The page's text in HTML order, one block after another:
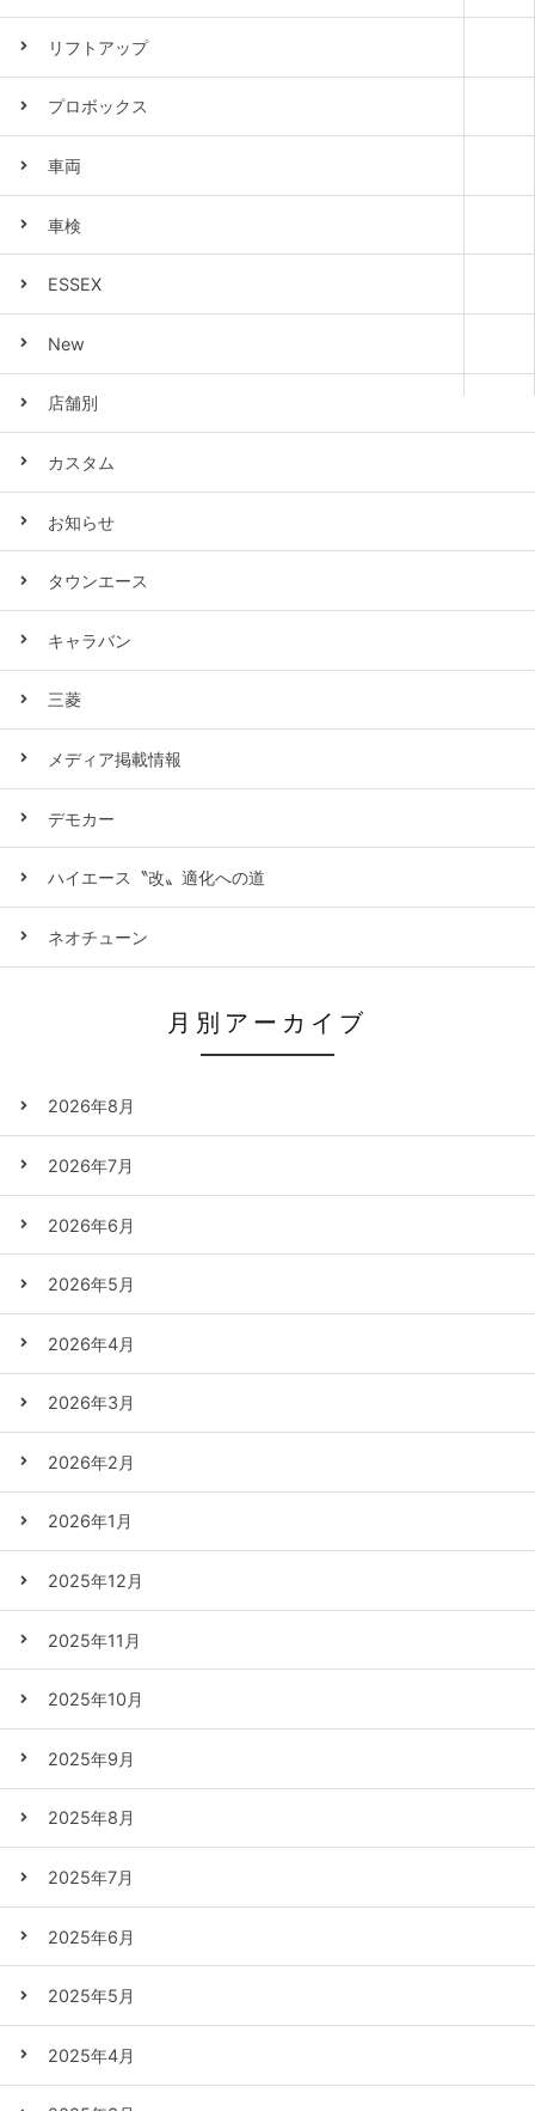
リフトアップ
プロボックス
車両
車検
ESSEX
New
店舗別
カスタム
お知らせ
タウンエース
キャラバン
三菱
メディア掲載情報
デモカー
ハイエース〝改〟適化への道
ネオチューン
月別アーカイブ
2026年8月
2026年7月
2026年6月
2026年5月
2026年4月
2026年3月
2026年2月
2026年1月
2025年12月
2025年11月
2025年10月
2025年9月
2025年8月
2025年7月
2025年6月
2025年5月
2025年4月